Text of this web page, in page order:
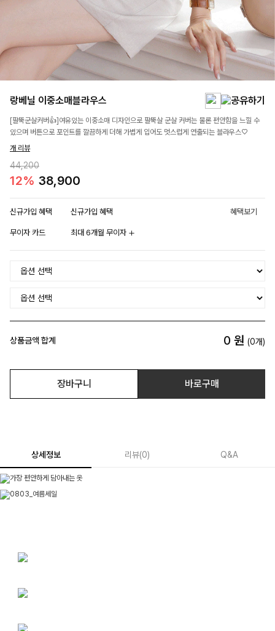
랑베닐 이중소매블라우스
[팔뚝군살커버👍]여유있는 이중소매 디자인으로 팔뚝살 군살 커버는 물론 편안함을 느낄 수
있으며 버튼으로 포인트를 깔끔하게 더해 가볍게 입어도 멋스럽게 연출되는 블라우스♡
개 리뷰
44,200
12% 38,900
신규가입 혜택 신규가입 혜택 혜택보기
무이자 카드 최대 6개월 무이자
상품금액 합계 0 원 (0개)
장바구니 바로구매
상세정보 리뷰(0) Q&A